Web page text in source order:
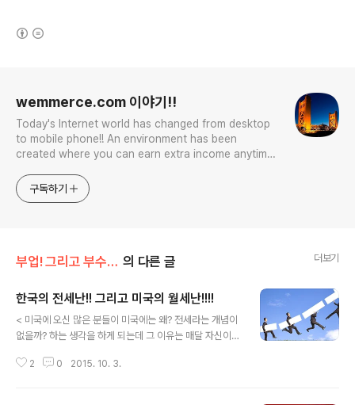
wemmerce.com 이야기!!
Today's Internet world has changed from desktop
to mobile phone!! An environment has been
created where you can earn extra income anytime,
competition. Now let’s turn our eyes to the world!
You can enter
구독하기
부업! 그리고 부수입!! 의 다른 글 더보기
한국의 전세난!! 그리고 미국의 월세난!!!!
< 미국에 오신 많은 분들이 미국에는 왜? 전세라는 개념이
없을까? 하는 생각을 하게 되는데 그 이유는 매달 자신이
한인을 상대로 하는 부동산 소개업자들이 손님에게 이야기
2 0 2015. 10. 3.